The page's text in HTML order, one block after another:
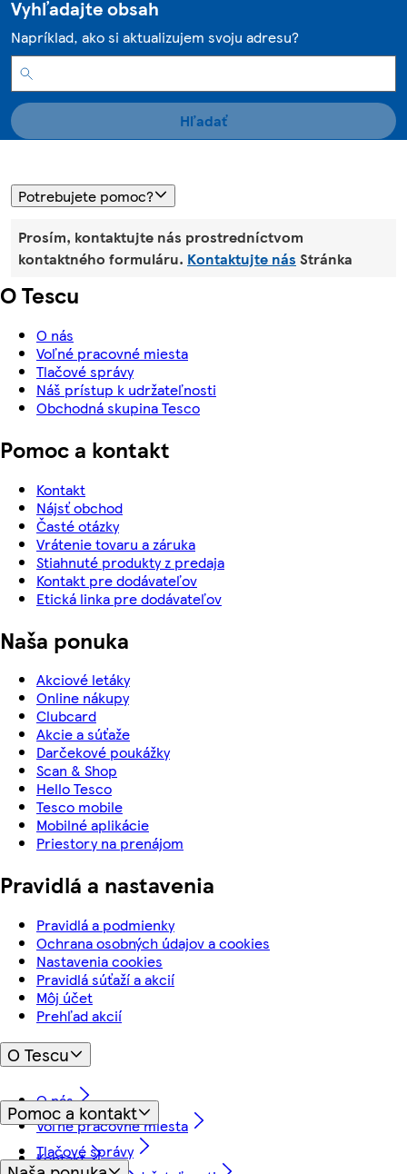
Vyhľadajte obsah
Napríklad, ako si aktualizujem svoju adresu?
Hľadať
Potrebujete pomoc?
Prosím, kontaktujte nás prostredníctvom
kontaktného formuláru. Kontaktujte nás Stránka
O Tescu
O nás
Voľné pracovné miesta
Tlačové správy
Náš prístup k udržateľnosti
Obchodná skupina Tesco
Pomoc a kontakt
Kontakt
Nájsť obchod
Časté otázky
Vrátenie tovaru a záruka
Stiahnuté produkty z predaja
Kontakt pre dodávateľov
Etická linka pre dodávateľov
Naša ponuka
Akciové letáky
Online nákupy
Clubcard
Akcie a súťaže
Darčekové poukážky
Scan & Shop
Hello Tesco
Tesco mobile
Mobilné aplikácie
Priestory na prenájom
Pravidlá a nastavenia
Pravidlá a podmienky
Ochrana osobných údajov a cookies
Nastavenia cookies
Pravidlá súťaží a akcií
Môj účet
Prehľad akcií
O Tescu
O nás
Voľné pracovné miesta
Tlačové správy
Pomoc a kontakt
Kontakt